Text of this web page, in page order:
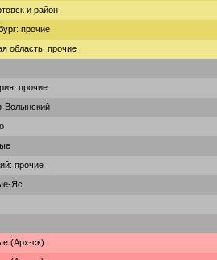
и район
прочие
область: прочие
прочие
Волынский
прочие
Яс
(Арх-ск)